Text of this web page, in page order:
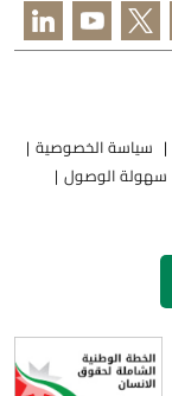
سياسة الخصوصية
سهولة الوصول